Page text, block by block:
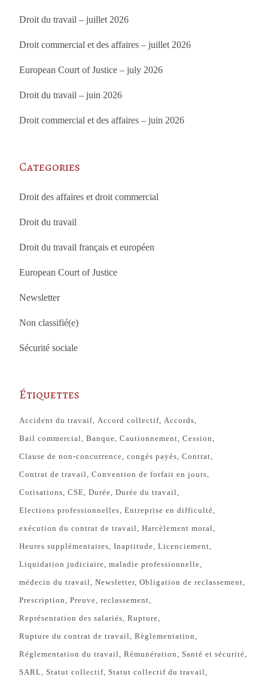
Droit du travail – juillet 2026
Droit commercial et des affaires – juillet 2026
European Court of Justice – july 2026
Droit du travail – juin 2026
Droit commercial et des affaires – juin 2026
Categories
Droit des affaires et droit commercial
Droit du travail
Droit du travail français et européen
European Court of Justice
Newsletter
Non classifié(e)
Sécurité sociale
Étiquettes
Accident du travail Accord collectif Accords
Bail commercial Banque Cautionnement Cession
Clause de non-concurrence congés payés Contrat
Contrat de travail Convention de forfait en jours
Cotisations CSE Durée Durée du travail
Elections professionnelles Entreprise en difficulté
exécution du contrat de travail Harcèlement moral
Heures supplémentaires Inaptitude Licenciement
Liquidation judiciaire maladie professionnelle
médecin du travail Newsletter Obligation de reclassement
Prescription Preuve reclassement
Représentation des salariés Rupture
Rupture du contrat de travail Règlementation
Réglementation du travail Rémunération Santé et sécurité
SARL Statut collectif Statut collectif du travail